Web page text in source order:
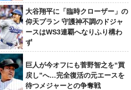
大谷翔平に「臨時クローザー」の
仰天プラン 守護神不調のドジャ
ースはWS3連覇へなりふり構わ
ず
巨人が今オフにも菅野智之を“買
戻し”へ…完全復活の元エースを
待つメジャーとの争奪戦